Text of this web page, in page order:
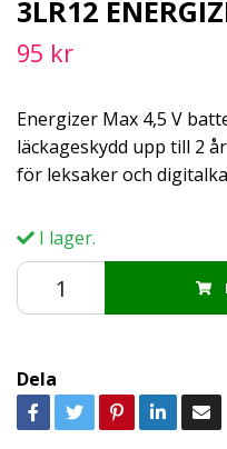
3LR12
95 kr
Energizer Max 4,5 V
läckageskydd upp till 2
för leksaker och
I lager.
Dela